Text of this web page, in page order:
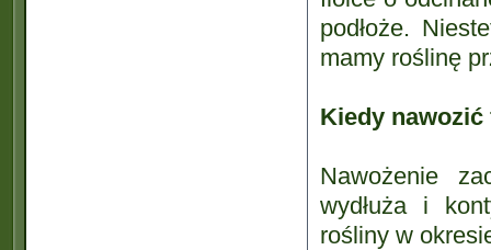
podłoże.
mamy roślinę
Kiedy
Nawożenie
wydłuża i
rośliny w